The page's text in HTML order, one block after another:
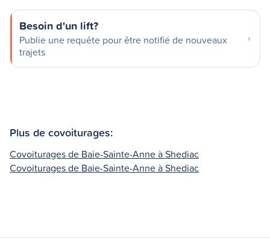
Besoin d'un lift?
Publie une requête pour être notifié de nouveaux
trajets
Plus de covoiturages:
Covoiturages de Baie-Sainte-Anne à Shediac
Covoiturages de Baie-Sainte-Anne à Shediac